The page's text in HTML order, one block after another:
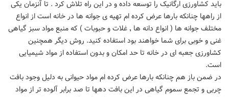
باید کشاورزی ارگانیک را توسعه داده و در این راه تلاش کرد . تا آنزمان یکی
از راهها چنانکه بارها عرض کرده ام تهیه ی جوانه ها در خانه است از انواع
مختلف جوانه ها ( انواع دانه ها ٬ غلات و حبوبات ) که منبع مواد سبز گیاهی
غنی و خوبی برای شما خواهند بود استفاده کنید. روش دیگر همچنین
کشاورزی جعبه ای در خانه تا حد امکان و بدون استفاده از مواد شیمیایی
است.
در ضمن باز هم چنانکه بارها عرض کرده ام مواد حیوانی به دلیل وجود بافت
چربی و تجمع سموم گیاهی در این بافت دهها تا صد برابر آلوده تر از مواد